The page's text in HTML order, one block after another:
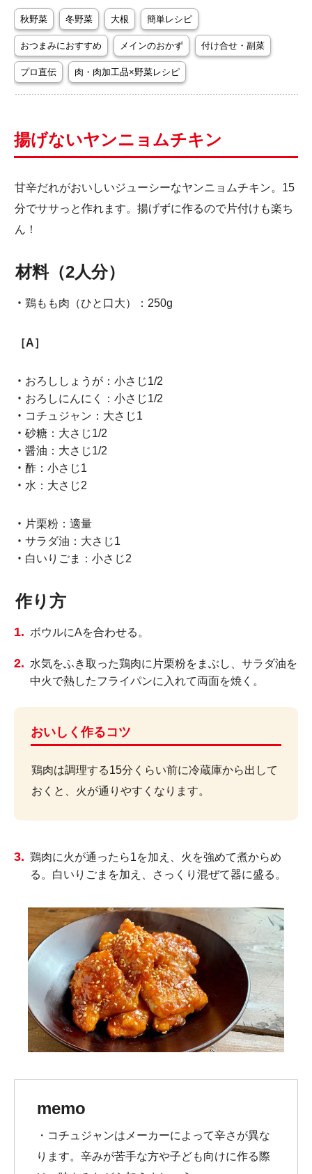
秋野菜 冬野菜 大根 簡単レシピ
おつまみにおすすめ メインのおかず 付け合せ・副菜
プロ直伝 肉・肉加工品×野菜レシピ
揚げないヤンニョムチキン
甘辛だれがおいしいジューシーなヤンニョムチキン。15
分でササっと作れます。揚げずに作るので片付けも楽ち
ん！
材料（2人分）
鶏もも肉（ひと口大）：250g
［A］
おろししょうが：小さじ1/2
おろしにんにく：小さじ1/2
コチュジャン：大さじ1
砂糖：大さじ1/2
醤油：大さじ1/2
酢：小さじ1
水：大さじ2
片栗粉：適量
サラダ油：大さじ1
白いりごま：小さじ2
作り方
ボウルにAを合わせる。
水気をふき取った鶏肉に片栗粉をまぶし、サラダ油を
中火で熱したフライパンに入れて両面を焼く。
おいしく作るコツ
鶏肉は調理する15分くらい前に冷蔵庫から出して
おくと、火が通りやすくなります。
鶏肉に火が通ったら1を加え、火を強めて煮からめ
る。白いりごまを加え、さっくり混ぜて器に盛る。
memo
・コチュジャンはメーカーによって辛さが異な
ります。辛みが苦手な方や子ども向けに作る際